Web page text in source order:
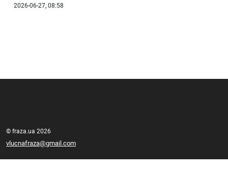
2026-06-27, 08:58
© fraza.ua 2026
vlucnafraza@gmail.com